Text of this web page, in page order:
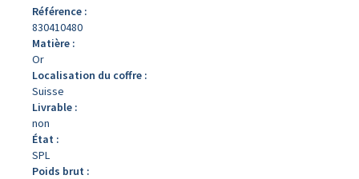
Référence :
830410480
Matière :
Or
Localisation du coffre :
Suisse
Livrable :
non
État :
SPL
Poids brut :